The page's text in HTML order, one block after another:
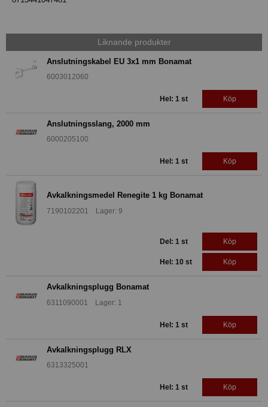
Liknande produkter
Anslutningskabel EU 3x1 mm Bonamat
6003012060
Hel: 1 st Köp
Anslutningsslang, 2000 mm
6000205100
Hel: 1 st Köp
Avkalkningsmedel Renegite 1 kg Bonamat
7190102201 Lager: 9
Del: 1 st Köp
Hel: 10 st Köp
Avkalkningsplugg Bonamat
6311090001 Lager: 1
Hel: 1 st Köp
Avkalkningsplugg RLX
6313325001
Hel: 1 st Köp